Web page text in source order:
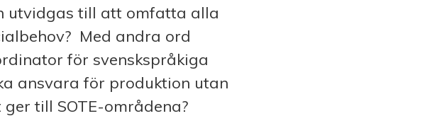
utvidgas till att omfatta alla
Med andra ord
för svenskspråkiga
ansvara för produktion utan
till SOTE-områdena?